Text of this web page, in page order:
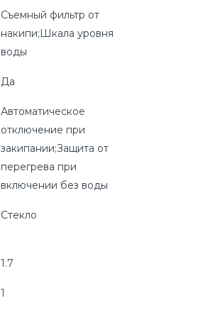
Съемный фильтр от
накипи;Шкала уровня
воды
Да
Автоматическое
отключение при
закипании;Защита от
перегрева при
включении без воды
Стекло
1.7
1